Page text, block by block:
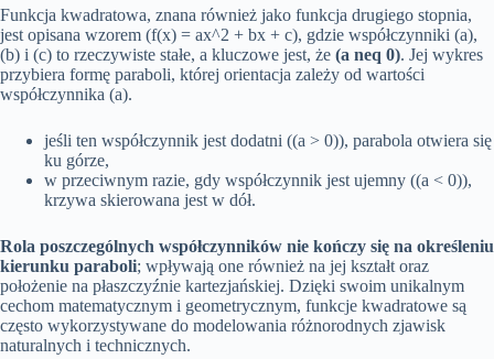
Funkcja kwadratowa, znana również jako funkcja drugiego stopnia,
jest opisana wzorem (f(x) = ax^2 + bx + c), gdzie współczynniki (a),
(b) i (c) to rzeczywiste stałe, a kluczowe jest, że (a neq 0). Jej wykres
przybiera formę paraboli, której orientacja zależy od wartości
współczynnika (a).
jeśli ten współczynnik jest dodatni ((a > 0)), parabola otwiera się
ku górze,
w przeciwnym razie, gdy współczynnik jest ujemny ((a < 0)),
krzywa skierowana jest w dół.
Rola poszczególnych współczynników nie kończy się na określeniu
kierunku paraboli; wpływają one również na jej kształt oraz
położenie na płaszczyźnie kartezjańskiej. Dzięki swoim unikalnym
cechom matematycznym i geometrycznym, funkcje kwadratowe są
często wykorzystywane do modelowania różnorodnych zjawisk
naturalnych i technicznych.